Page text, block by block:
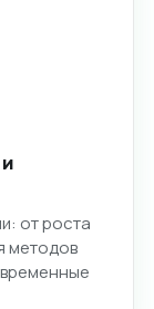
от роста
методов